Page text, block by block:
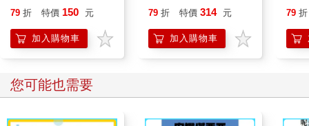
79 折 特價 150 元
加入購物車
79 折 特價 314 元
加入購物車
79 折
您可能也需要